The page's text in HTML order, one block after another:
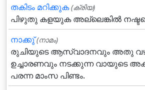
തകിടം മറിക്കുക (ക്രിയ)
പിഴുതു കളയുക അല്ലെങ്കില്‍
നാക്കു്‌ (നാമം)
രുചിയുടെ ആസ്വാദനവും അതു
ഉച്ചാരണവും നടക്കുന്ന വായുടെ
പരന്ന മാംസ പിണ്ടം.